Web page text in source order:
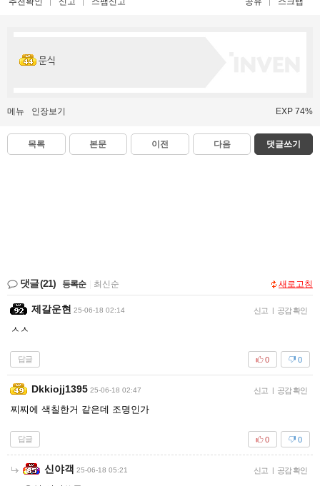
문식
메뉴 인장보기 EXP 74%
목록 본문 이전 다음 댓글쓰기
댓글(21) 등록순 최신순 새로고침
제갈운현 25-06-18 02:14 신고 | 공감 확인
ㅅㅅ
답글 0
0
Dkkiojj1395 25-06-18 02:47 신고 | 공감 확인
찌찌에 색칠한거 같은데 조명인가
답글 0
0
신야객 25-06-18 05:21 신고 | 공감 확인